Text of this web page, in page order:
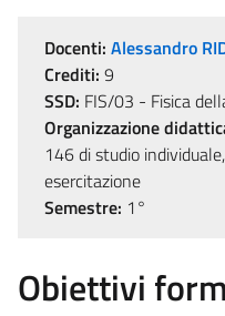
Docenti: Alessandro
Crediti: 9
SSD: FIS/03 - Fisica
Organizzazione
146 di studio
esercitazione
Semestre: 1°
Obiettivi